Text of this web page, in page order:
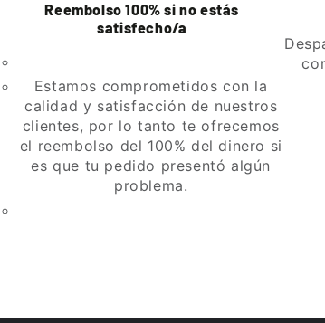
Reembolso 100% si no estás
satisfecho/a
Estamos comprometidos con la
calidad y satisfacción de nuestros
clientes, por lo tanto te ofrecemos
el reembolso del 100% del dinero si
es que tu pedido presentó algún
problema.